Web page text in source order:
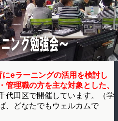
eラーニングの活用を検討し
理職の方を主な対象とした、
代田区で開催しています。（学
、どなたでもウェルカムで